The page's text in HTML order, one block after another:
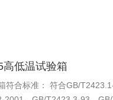
高低温试验箱
符合GB/T2423.1-2001、